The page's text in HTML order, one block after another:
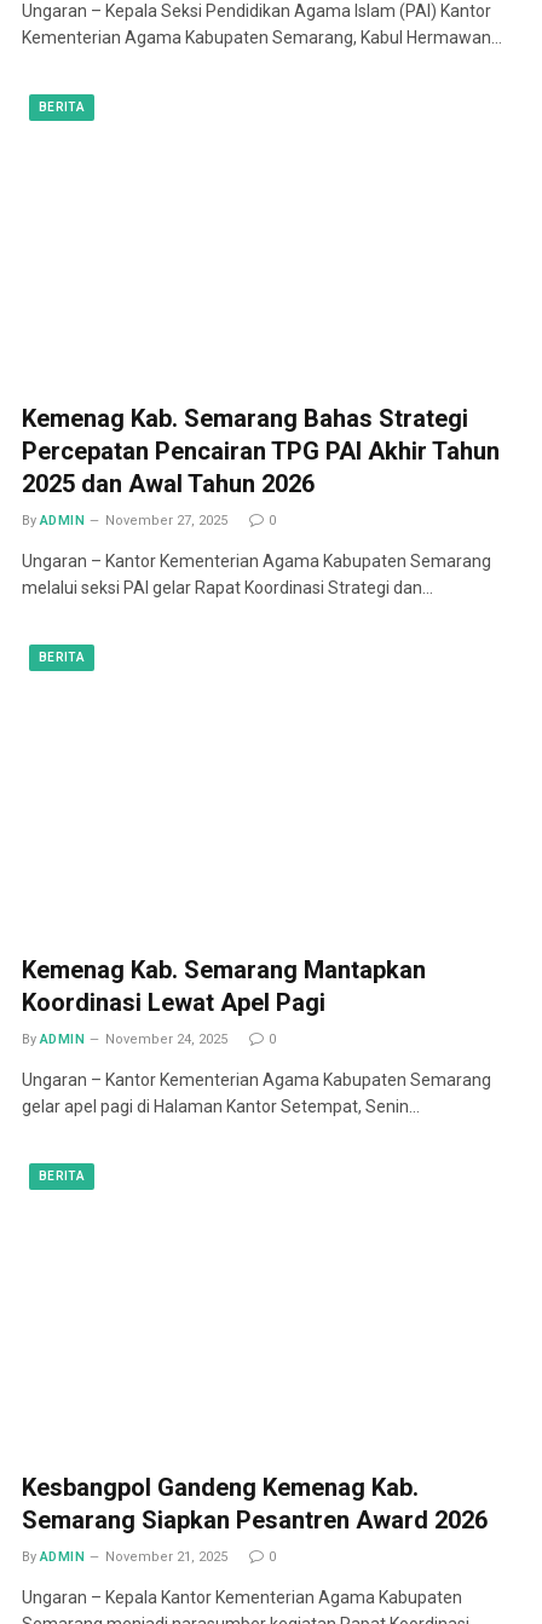
Ungaran – Kepala Seksi Pendidikan Agama Islam (PAI) Kantor
Kementerian Agama Kabupaten Semarang, Kabul Hermawan…
BERITA
Kemenag Kab. Semarang Bahas Strategi
Percepatan Pencairan TPG PAI Akhir Tahun
2025 dan Awal Tahun 2026
By ADMIN November 27, 2025 0
Ungaran – Kantor Kementerian Agama Kabupaten Semarang
melalui seksi PAI gelar Rapat Koordinasi Strategi dan…
BERITA
Kemenag Kab. Semarang Mantapkan
Koordinasi Lewat Apel Pagi
By ADMIN November 24, 2025 0
Ungaran – Kantor Kementerian Agama Kabupaten Semarang
gelar apel pagi di Halaman Kantor Setempat, Senin…
BERITA
Kesbangpol Gandeng Kemenag Kab.
Semarang Siapkan Pesantren Award 2026
By ADMIN November 21, 2025 0
Ungaran – Kepala Kantor Kementerian Agama Kabupaten